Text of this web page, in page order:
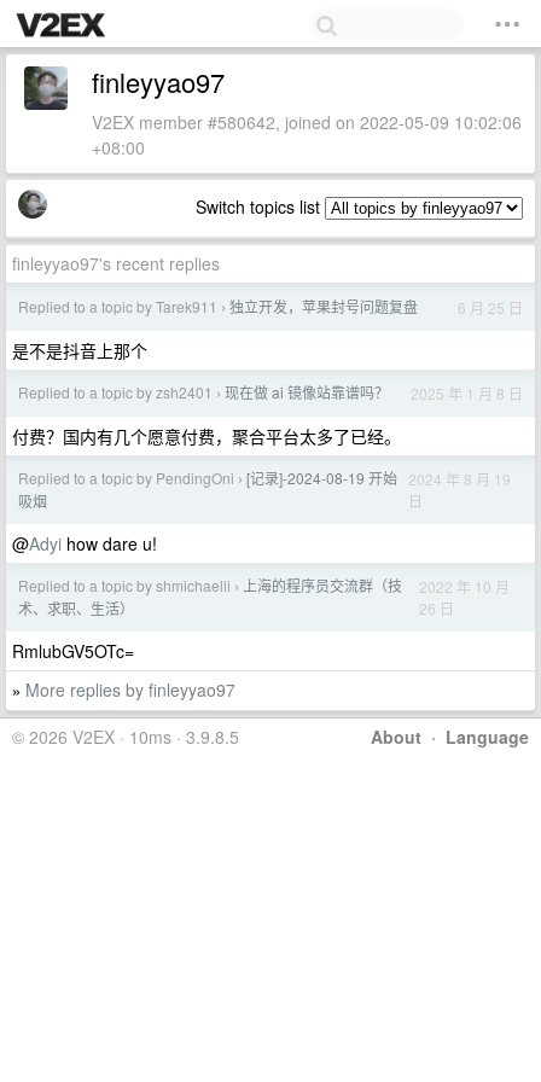
finleyyao97
V2EX member #580642, joined on 2022-05-09 10:02:06
+08:00
Switch topics list
finleyyao97's recent replies
Replied to a topic by Tarek911 › 独立开发，苹果封号问题复盘 6 月 25 日
是不是抖音上那个
Replied to a topic by zsh2401 › 现在做 ai 镜像站靠谱吗？ 2025 年 1 月 8 日
付费？国内有几个愿意付费，聚合平台太多了已经。
Replied to a topic by PendingOni › [记录]-2024-08-19 开始
吸烟
2024 年 8 月 19
日
@Adyi how dare u!
Replied to a topic by shmichaelli ›
上海的程序员交流群（技
术、求职、生活）
2022 年 10 月
26 日
RmlubGV5OTc=
» More replies by finleyyao97
About · Language
© 2026 V2EX · 10ms · 3.9.8.5